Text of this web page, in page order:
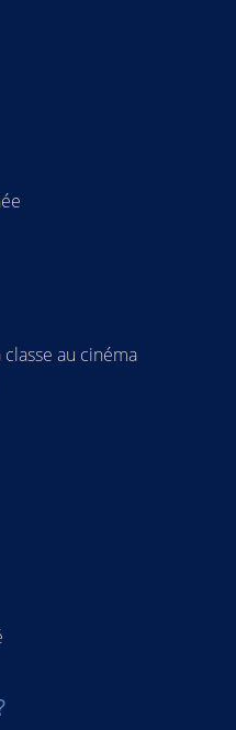
au cinéma